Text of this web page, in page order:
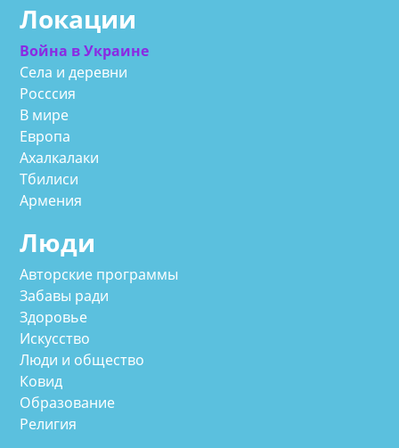
Локации
Война в Украине
Села и деревни
Росссия
В мире
Европа
Ахалкалаки
Тбилиси
Армения
Люди
Авторские программы
Забавы ради
Здоровье
Искусство
Люди и общество
Ковид
Образование
Религия